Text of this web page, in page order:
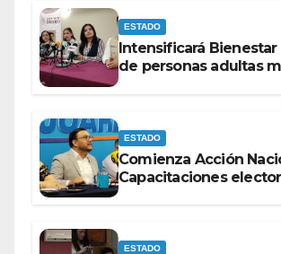
ESTADO
Intensificará
de personas adultas
ESTADO
Comienza Acción
Capacitaciones
ESTADO